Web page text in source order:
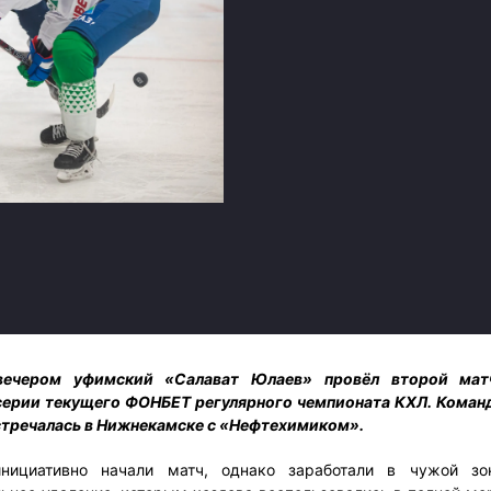
Амур
Барыс
Салават Юлаев
Сибирь
уфимский «Салават Юлаев» провёл второй
текущего ФОНБЕТ регулярного чемпионата КХЛ.
в Нижнекамске с «Нефтехимиком».
начали матч, однако заработали в чужой